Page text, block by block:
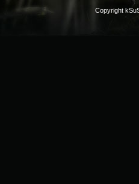
Copyright